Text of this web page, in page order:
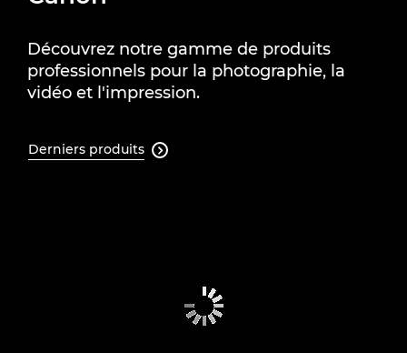
Découvrez notre gamme de produits
professionnels pour la photographie, la
vidéo et l'impression.
Derniers produits 